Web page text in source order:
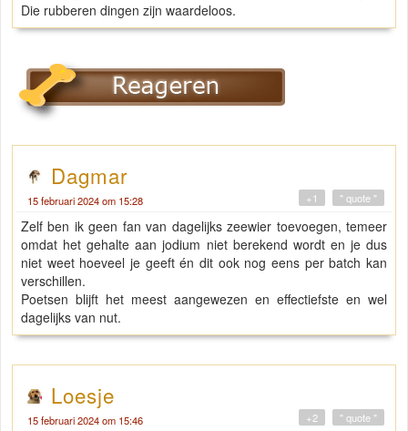
Die rubberen dingen zijn waardeloos.
Dagmar
15 februari 2024 om 15:28 " quote "
+1
Zelf ben ik geen fan van dagelijks zeewier toevoegen, temeer
omdat het gehalte aan jodium niet berekend wordt en je dus
niet weet hoeveel je geeft én dit ook nog eens per batch kan
verschillen.
Poetsen blijft het meest aangewezen en effectiefste en wel
dagelijks van nut.
Loesje
15 februari 2024 om 15:46 " quote "
+2